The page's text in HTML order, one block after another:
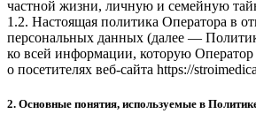
частной жизни, личную и семейную
1.2. Настоящая политика Оператора в
персональных данных (далее —
ко всей информации, которую
о посетителях веб-сайта https://
2. Основные понятия, используемые в